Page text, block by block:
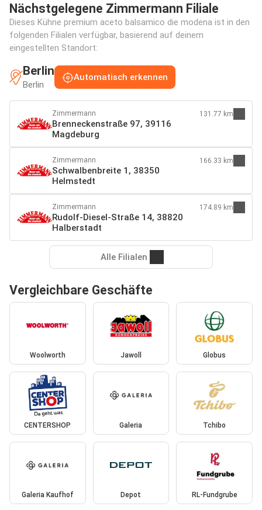
Nächstgelegene Zimmermann Filiale
Dieses Kühne premium aceto balsamico die modena ist in den
folgenden Filialen verfügbar, basierend auf deinem
eingestellten Standort:
Berlin
Berlin
Automatisch erkennen
Zimmermann
Brenneckenstraße 97, 39116
Magdeburg
131.77 km
Zimmermann
Schwalbenbreite 1, 38350
Helmstedt
166.33 km
Zimmermann
Rudolf-Diesel-Straße 14, 38820
Halberstadt
174.89 km
Alle Filialen
Vergleichbare Geschäfte
Woolworth Jawoll Globus
CENTERSHOP Galeria Tchibo
Galeria Kaufhof Depot RL-Fundgrube